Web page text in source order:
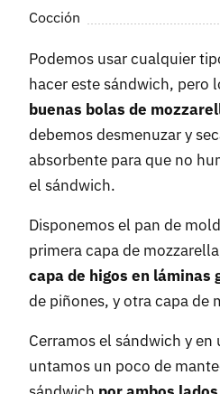
Cocción
Podemos usar cualquier
hacer este sándwich, pero
buenas bolas de
debemos desmenuzar y
absorbente para que no
el sándwich.
Disponemos el pan de
primera capa de
capa de higos en láminas
de piñones, y otra capa de
Cerramos el sándwich y
untamos un poco de